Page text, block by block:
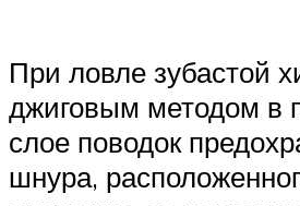
При ловле зубастой
джиговым методом в
слое поводок
шнура,